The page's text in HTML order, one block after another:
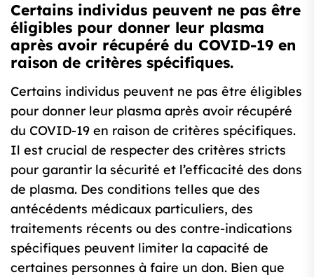
Certains individus peuvent ne pas être
éligibles pour donner leur plasma
après avoir récupéré du COVID-19 en
raison de critères spécifiques.
Certains individus peuvent ne pas être éligibles
pour donner leur plasma après avoir récupéré
du COVID-19 en raison de critères spécifiques.
Il est crucial de respecter des critères stricts
pour garantir la sécurité et l’efficacité des dons
de plasma. Des conditions telles que des
antécédents médicaux particuliers, des
traitements récents ou des contre-indications
spécifiques peuvent limiter la capacité de
certaines personnes à faire un don. Bien que